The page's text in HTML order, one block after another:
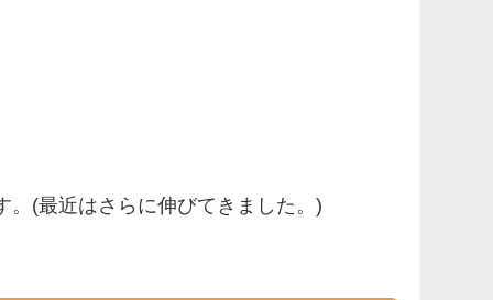
。(最近はさらに伸びてきました。)